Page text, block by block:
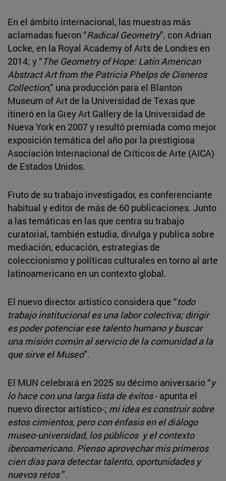
En el ámbito internacional, las muestras más
aclamadas fueron “Radical Geometry”, con Adrian
Locke, en la Royal Academy of Arts de Londres en
2014; y “The Geometry of Hope: Latin American
Abstract Art from the Patricia Phelps de Cisneros
Collection,” una producción para el Blanton
Museum of Art de la Universidad de Texas que
itineró en la Grey Art Gallery de la Universidad de
Nueva York en 2007 y resultó premiada como mejor
exposición temática del año por la prestigiosa
Asociación Internacional de Críticos de Arte (AICA)
de Estados Unidos.
Fruto de su trabajo investigador, es conferenciante
habitual y editor de más de 60 publicaciones. Junto
a las temáticas en las que centra su trabajo
curatorial, también estudia, divulga y publica sobre
mediación, educación, estrategias de
coleccionismo y políticas culturales en torno al arte
latinoamericano en un contexto global.
El nuevo director artístico considera que “todo
trabajo institucional es una labor colectiva; dirigir
es poder potenciar ese talento humano y buscar
una misión común al servicio de la comunidad a la
que sirve el Museo”.
El MUN celebrará en 2025 su décimo aniversario “y
lo hace con una larga lista de éxitos- apunta el
nuevo director artístico-; mi idea es construir sobre
estos cimientos, pero con énfasis en el diálogo
museo-universidad, los públicos y el contexto
iberoamericano. Pienso aprovechar mis primeros
cien días para detectar talento, oportunidades y
nuevos retos”.